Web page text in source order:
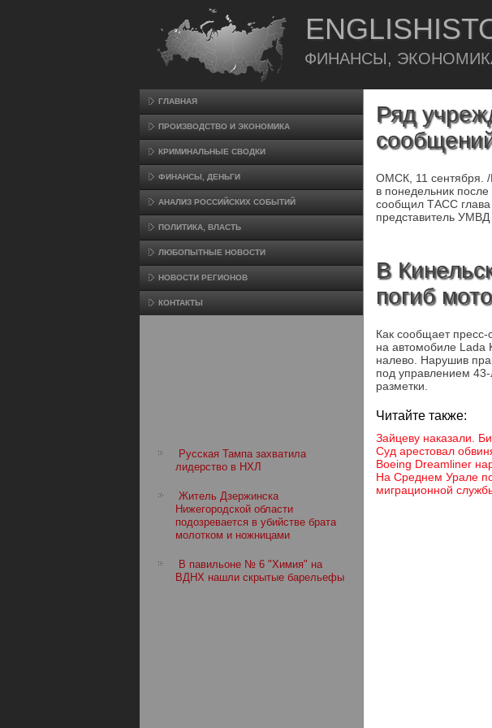
ФИНАНСЫ,
ГЛАВНАЯ
ПРОИЗВΟДСТВО И ЭКОНОМИКА
КРИМИНАЛЬНЫЕ СВОДКИ
ФИНАНСЫ, ДЕНЬГИ
АНАЛИЗ РОССИЙСКИХ СОБЫТИЙ
ПОЛИТИКА, ВЛАСТЬ
ЛЮБОПЫТНЫЕ НОВОСТИ
НОВОСТИ РЕГИОНОВ
КОНТАКТЫ
Русская Тампа захватила
лидерство в НХЛ
Житель Дзержинска
Нижегородской области
подозревается в убийстве брата
молотком и ножницами
В павильоне № 6 "Химия" на
ВДНХ нашли скрытые барельефы
Ряд
ОМСК, 11 сентября.
в понедельник
сообщил ТАСС глава
представитель УМВД
В
погиб
Как сообщает
на автомобиле Lada
налево. Нарушив
под управлением
разметки.
Читайте также:
Зайцеву наказали.
Суд арестовал
Boeing Dreamliner
На Среднем Урале
миграционной